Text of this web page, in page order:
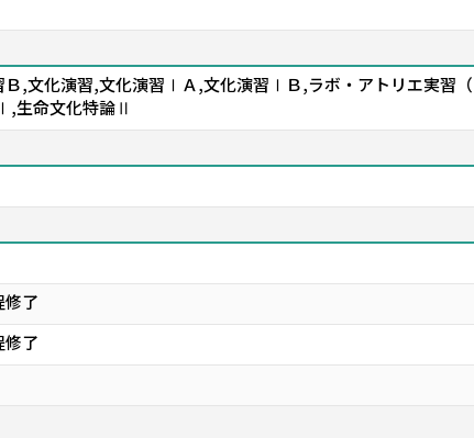
,文化演習,文化演習ⅠＡ,文化演習ⅠＢ,ラボ・アトリエ実習
生命文化特論Ⅱ
修了
修了